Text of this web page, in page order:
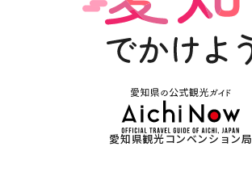
愛知県観光コンベンション局